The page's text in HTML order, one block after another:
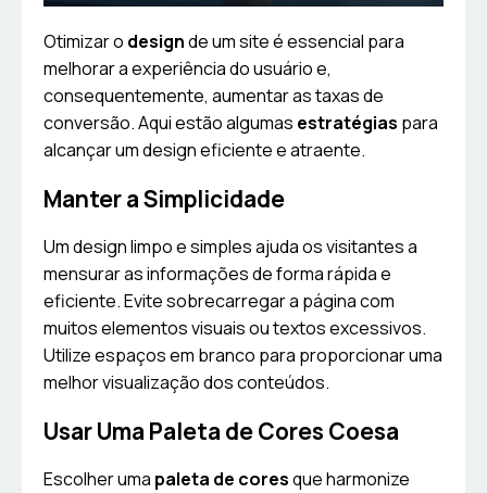
Otimizar o designde um site é essencial para
melhorar a experiência do usuário e,
consequentemente, aumentar as taxas de
conversão. Aqui estão algumas estratégias para
alcançar um design eficiente e atraente.
Manter a Simplicidade
Um design limpo e simples ajuda os visitantes a
mensurar as informações de forma rápida e
eficiente. Evite sobrecarregar a página com
muitos elementos visuais ou textos excessivos.
Utilize espaços em branco para proporcionar uma
melhor visualização dos conteúdos.
Usar Uma Paleta de Cores Coesa
Escolher uma paleta de coresque harmonize